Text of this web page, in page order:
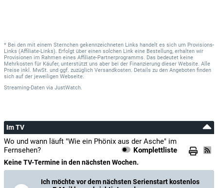
* Bei den mit einem Sternchen gekennzeichneten Links handelt es sich um Provisions-
Links (Affiliate-Links). Erfolgt über einen solchen Link eine Bestellung, erhalten wir
Provisionen im Rahmen eines Affiliate-Partnerprogramms. Das bedeutet keine
Mehrkosten für Käufer, unterstützt uns aber bei der Finanzierung dieser Website. Alle
Preise inkl. MwSt. und ggf. zuzüglich Versandkosten. Details zu den Angeboten finden
sich auf der jeweiligen Webseite.
Streaming-Daten via JustWatch.
Im TV
Wo und wann läuft "Wie ein Phönix aus der Asche" im
Fernsehen?
Komplettliste
Keine TV-Termine in den nächsten Wochen.
Ich möchte vor dem nächsten Serienstart kostenlos